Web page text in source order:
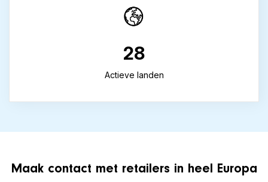
28
Actieve landen
Maak contact met retailers in heel Europa